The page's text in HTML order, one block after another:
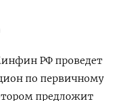
РФ проведет
по первичному
предложит